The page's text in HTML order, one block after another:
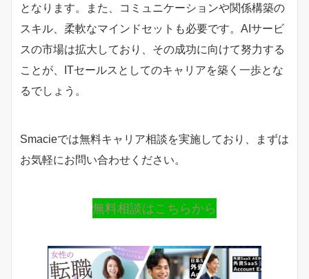
となります。また、コミュニケーションや関係構築の
スキル、柔軟なマインドセットも必要です。AIサービ
スの市場は拡大しており、その成功に向けて努力する
ことが、ITセールスとしてのキャリアを築く一歩とな
るでしょう。
Smacieでは無料キャリア相談を実施しており、まずは
お気軽にお問い合わせください。
無料相談はこちらから